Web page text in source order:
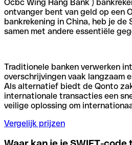
Ocbc Wing Hang Bank )
ontvanger bent van geld op een
bankrekening in China, heb je de
samen met andere essentiële
Traditionele banken verwerken
overschrijvingen vaak langzaam
Als alternatief biedt de Qonto
internationale transacties een
veilige oplossing om
Vergelijk prijzen